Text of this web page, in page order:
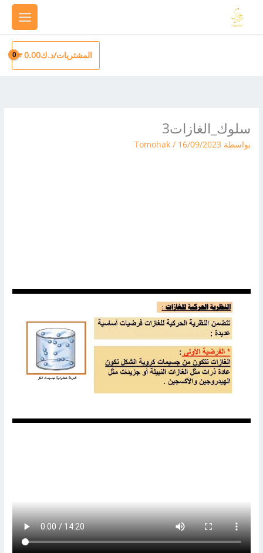
المشتريات/د.ك0.00
سلوك_الغازات3
بواسطة Tomohak / 16/09/2023